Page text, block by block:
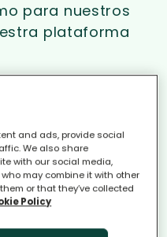
para nuestros
plataforma
a cambiar
renovable y
de 160.000
solar en sus
electricidad
and ads, provide social
We also share
with our social media,
may combine it with other
or that they’ve collected
Policy